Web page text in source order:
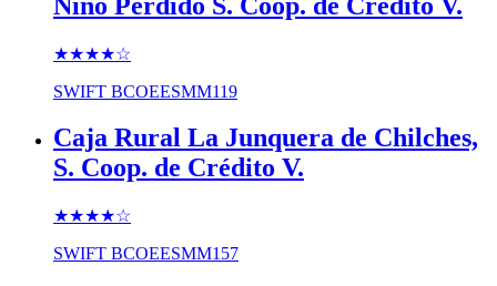
★★★★☆
SWIFT BCOEESMM119
Caja Rural La Junquera de Chilches,
S. Coop. de Crédito V.
★★★★☆
SWIFT BCOEESMM157